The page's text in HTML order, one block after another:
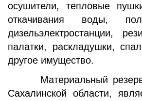
осушители, тепловые
откачивания воды,
дизельэлектростанции,
палатки, раскладушки,
другое имущество.
Материальный резерв,
Сахалинской области,